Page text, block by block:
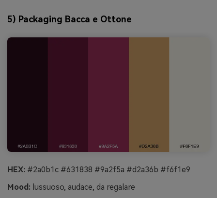
5) Packaging Bacca e Ottone
HEX: #2a0b1c #631838 #9a2f5a #d2a36b #f6f1e9
Mood: lussuoso, audace, da regalare